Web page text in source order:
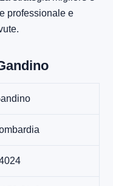
professionale e